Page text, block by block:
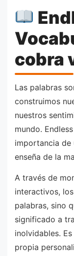
cobra
Las palabras
construimos
nuestros
mundo.
importancia de
enseña de la
A través de
interactivos,
palabras, sino
significado a
inolvidables.
propia